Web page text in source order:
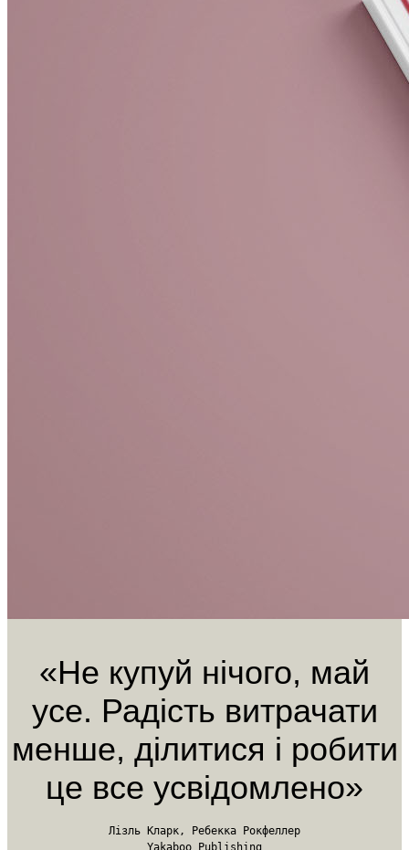
«Не купуй нічого, май
усе. Радість витрачати
менше, ділитися і робити
це все усвідомлено»
Лізль Кларк, Ребекка Рокфеллер
Yakaboo Publishing